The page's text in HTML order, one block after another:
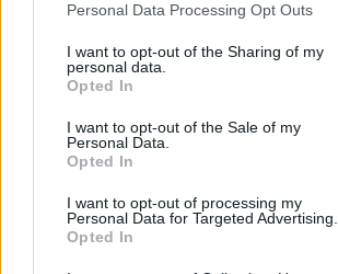
Personal Data Processing Opt Outs
I want to opt-out of the Sharing of my
personal data.
Opted In
I want to opt-out of the Sale of my
Personal Data.
Opted In
I want to opt-out of processing my
Personal Data for Targeted Advertising.
Opted In
Κάρτας Αγρότη μέσω της ΕΑΕ 2026
06/08/2026 - 16:51 ΟΙΚΟΝΟΜΙΑ
Eurobank: Εξελίξεις και προοπτικές
06/08/2026 - 16:20 ΕΝΕΡΓΕΙΑ
στην ανάπτυξη - Μεγαλύτερη
προσέλκυση πελατών